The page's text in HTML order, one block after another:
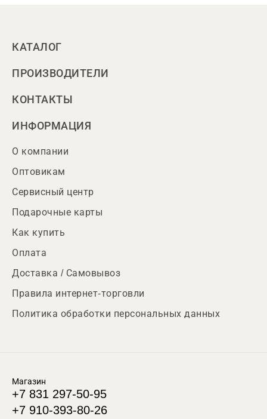
КАТАЛОГ
ПРОИЗВОДИТЕЛИ
КОНТАКТЫ
ИНФОРМАЦИЯ
О компании
Оптовикам
Сервисный центр
Подарочные карты
Как купить
Оплата
Доставка / Самовывоз
Правила интернет-торговли
Политика обработки персональных данных
Магазин
+7 831 297-50-95
+7 910-393-80-26